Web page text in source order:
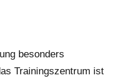
besonders
Trainingszentrum ist